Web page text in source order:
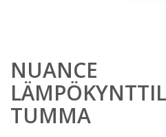
NUANCE
TUMMA